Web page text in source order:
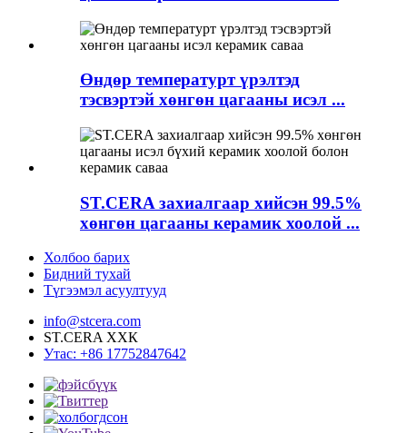
Өндөр температурт үрэлтэд
тэсвэртэй хөнгөн цагааны исэл ...
ST.CERA захиалгаар хийсэн 99.5%
хөнгөн цагааны керамик хоолой ...
Холбоо барих
Бидний тухай
Түгээмэл асуултууд
info@stcera.com
ST.CERA ХХК
Утас: +86 17752847642